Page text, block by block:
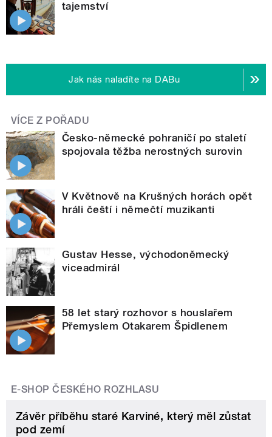
tajemství
Jak nás naladíte na DABu
VÍCE Z POŘADU
Česko-německé pohraničí po staletí
spojovala těžba nerostných surovin
V Květnově na Krušných horách opět
hráli čeští i němečtí muzikanti
Gustav Hesse, východoněmecký
viceadmirál
58 let starý rozhovor s houslařem
Přemyslem Otakarem Špidlenem
E-SHOP ČESKÉHO ROZHLASU
Závěr příběhu staré Karviné, který měl zůstat
pod zemí